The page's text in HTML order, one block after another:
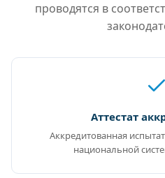
проводятся в
Аттестат
Аккредитованная
национальной